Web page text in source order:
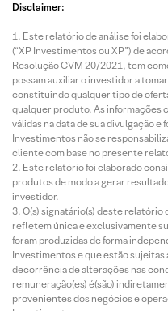
Disclaimer:
Este relatório de análise foi
(“XP Investimentos ou XP”) de
Resolução CVM 20/2021, tem
possam auxiliar o investidor a
constituindo qualquer tipo de
qualquer produto. As informações
válidas na data de sua divulgação
Investimentos não se
cliente com base no presente
Este relatório foi elaborado
produtos de modo a gerar
investidor.
O(s) signatário(s) deste relatório
refletem única e exclusivamente
foram produzidas de forma
Investimentos e que estão sujeitas
decorrência de alterações nas
remuneração(es) é(são)
provenientes dos negócios e